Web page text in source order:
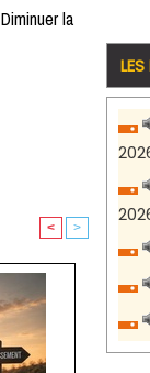
Diminuer la
< >